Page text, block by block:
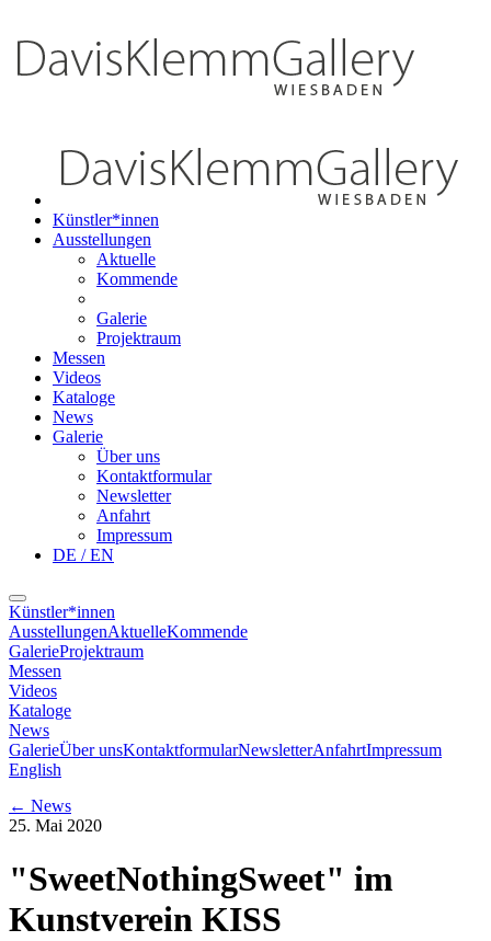
Künstler*innen
Ausstellungen
Aktuelle
Kommende
Galerie
Projektraum
Messen
Videos
Kataloge
News
Galerie
Über uns
Kontaktformular
Newsletter
Anfahrt
Impressum
DE / EN
Künstler*innen
AusstellungenAktuelleKommende
GalerieProjektraum
Messen
Videos
Kataloge
News
GalerieÜber unsKontaktformularNewsletterAnfahrtImpressum
English
← News
25. Mai 2020
"SweetNothingSweet" im
Kunstverein KISS